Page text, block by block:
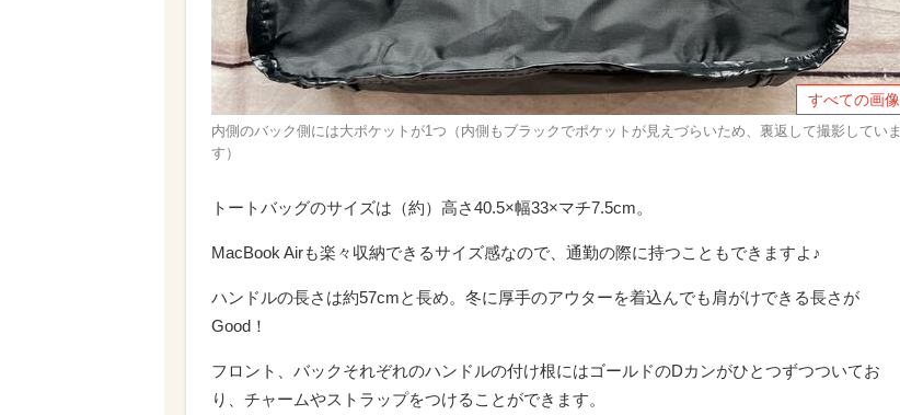
すべての画像
内側のバック側には大ポケットが1つ（内側もブラックでポケットが見えづらいため、裏返して撮影していま
す）
トートバッグのサイズは（約）高さ40.5×幅33×マチ7.5cm。
MacBook Airも楽々収納できるサイズ感なので、通勤の際に持つこともできますよ♪
ハンドルの長さは約57cmと長め。冬に厚手のアウターを着込んでも肩がけできる長さが
Good！
フロント、バックそれぞれのハンドルの付け根にはゴールドのDカンがひとつずつついてお
り、チャームやストラップをつけることができます。